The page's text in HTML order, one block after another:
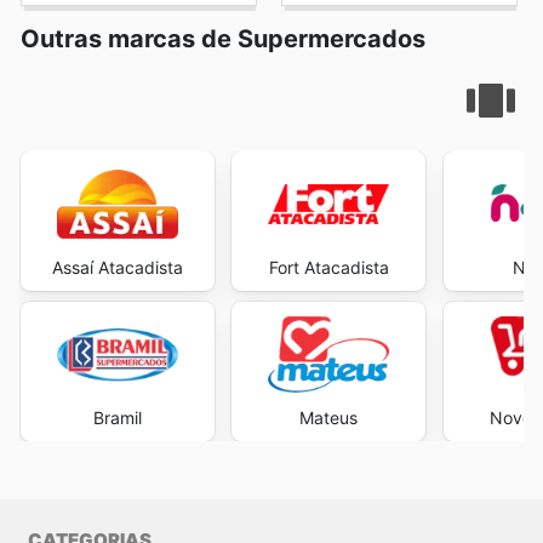
Outras marcas de Supermercados
Assaí Atacadista
Bramil
Fort Atacadista
Mateus Novo